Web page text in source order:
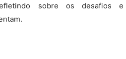
sobre os desafios e